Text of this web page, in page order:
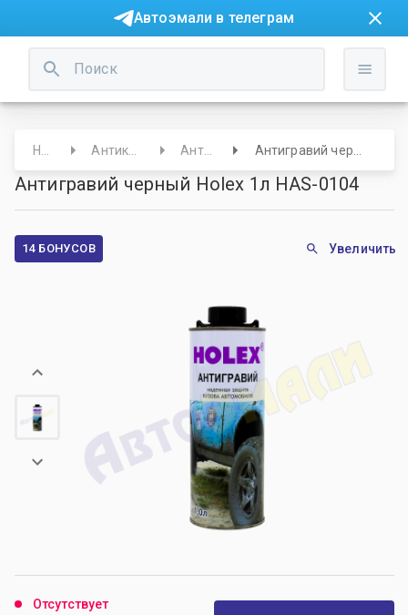
Автоэмали в телеграм
Антигравий
Антигравий черный Holex 1л HAS-0104
14 БОНУСОВ Увеличить
Отсутствует